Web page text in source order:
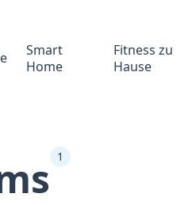
Smart
Home
Fitness zu
Hause
1